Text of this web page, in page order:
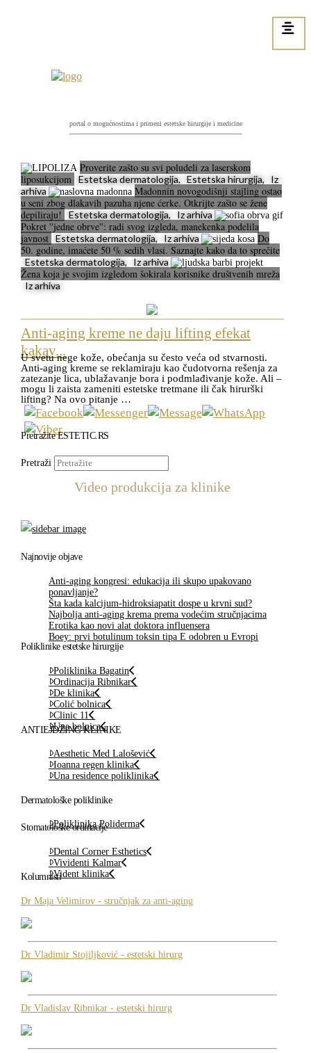
portal o mogućnostima i primeni estetske hirurgije i medicine
Proverite zašto su svi poludeli za laserskom
liposukcijom Estetska dermatologija, Estetska hirurgija, Iz
arhiva
Madonnin novogodišnji stajling ostao
u seni zbog dlakavih pazuha njene ćerke. Otkrijte zašto se žene
depiliraju!
Estetska dermatologija, Iz arhiva
Pokret ''jedne obrve'': radi svog izgleda, manekenka podelila
javnost Estetska dermatologija, Iz arhiva
Do
50. godine, imaćete 50 % sedih vlasi. Saznajte kako da to sprečite
Estetska dermatologija, Iz arhiva
Žena koja je svojim izgledom šokirala korisnike društvenih mreža
Iz arhiva
Anti-aging kreme ne daju lifting efekat
kakav...
U svetu nege kože, obećanja su često veća od stvarnosti.
Anti-aging kreme se reklamiraju kao čudotvorna rešenja za
zatezanje lica, ublažavanje bora i podmlađivanje kože. Ali –
mogu li zaista zameniti estetske tretmane ili čak hirurški
lifting? Na ovo pitanje …
Pretražite ESTETIC.RS
Pretraži
Video produkcija za klinike
Najnovije objave
Anti-aging kongresi: edukacija ili skupo upakovano
ponavljanje?
Šta kada kalcijum-hidroksiapatit dospe u krvni sud?
Najbolja anti-aging krema prema vodećim stručnjacima
Erotika kao novi alat doktora influensera
Boey: prvi botulinum toksin tipa E odobren u Evropi
Poliklinike estetske hirurgije
Poliklinika Bagatin
Ordinacija Ribnikar
De klinika
Colić bolnica
Clinic 11
Una bolnica
ANTIEJDŽING KLINIKE
Aesthetic Med Lalošević
Ioanna regen klinika
Una residence poliklinika
Dermatološke poliklinike
Poliklinika Poliderma
Stomatološke ordinacije
Dental Corner Esthetics
Vividenti Kalmar
Vident klinika
Kolumnisti
Dr Maja Velimirov - stručnjak za anti-aging
Dr Vladimir Stojiljković - estetski hirurg
Dr Vladislav Ribnikar - estetski hirurg